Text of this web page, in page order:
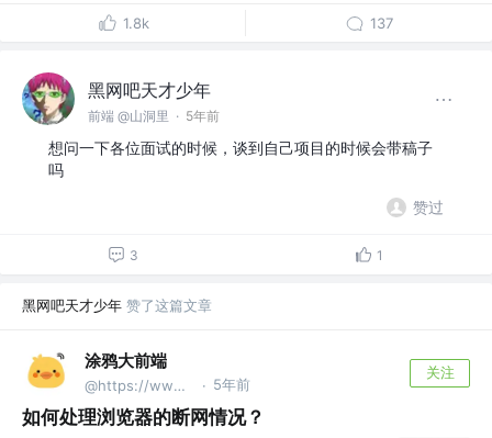
1.8k 137
黑网吧天才少年
前端 @山洞里 · 5年前
想问一下各位面试的时候，谈到自己项目的时候会带稿子
吗
赞过
3 1
黑网吧天才少年 赞了这篇文章
涂鸦大前端
@https://www.tuya.com/ · 5年前
关注
如何处理浏览器的断网情况？